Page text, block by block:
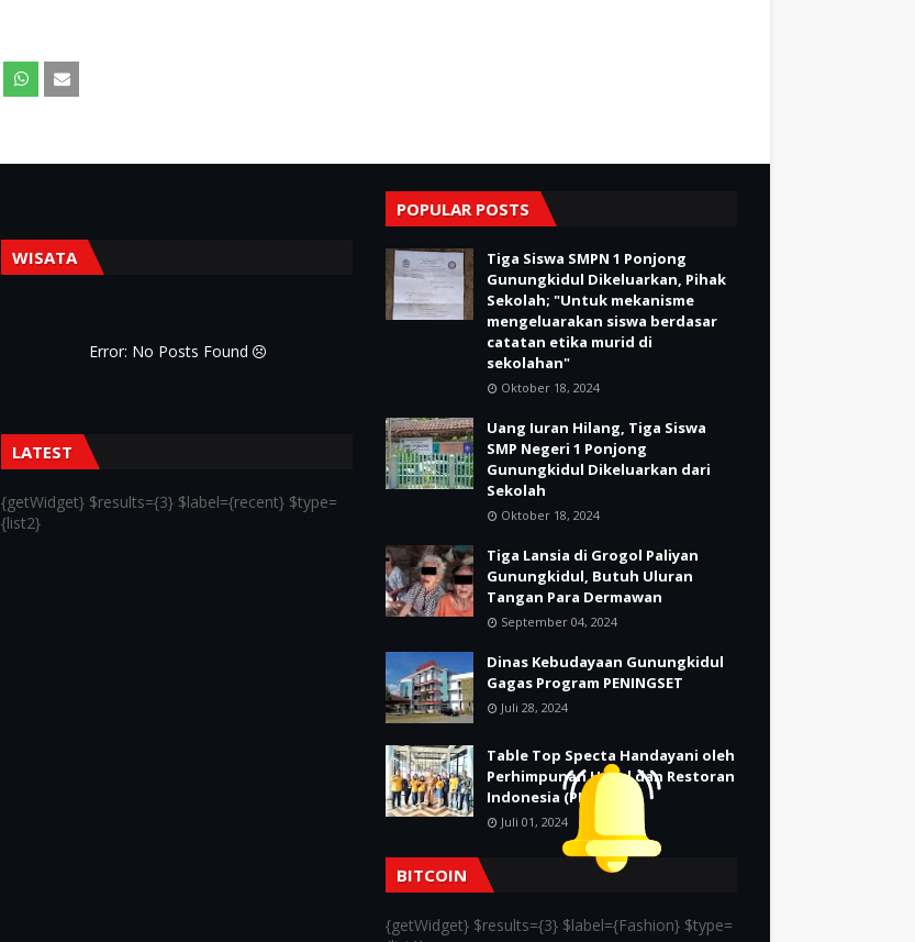
WISATA
Error: No Posts Found
LATEST
{getWidget} $results={3} $label={recent} $type=
{list2}
POPULAR POSTS
Tiga Siswa SMPN 1 Ponjong
Gunungkidul Dikeluarkan, Pihak
Sekolah; "Untuk mekanisme
mengeluarakan siswa berdasar
catatan etika murid di
sekolahan"
Oktober 18, 2024
Uang Iuran Hilang, Tiga Siswa
SMP Negeri 1 Ponjong
Gunungkidul Dikeluarkan dari
Sekolah
Oktober 18, 2024
Tiga Lansia di Grogol Paliyan
Gunungkidul, Butuh Uluran
Tangan Para Dermawan
September 04, 2024
Dinas Kebudayaan Gunungkidul
Gagas Program PENINGSET
Juli 28, 2024
Table Top Specta Handayani oleh
Perhimpunan Hotel dan Restoran
Indonesia (PHRI)
Juli 01, 2024
BITCOIN
{getWidget} $results={3} $label={Fashion} $type=